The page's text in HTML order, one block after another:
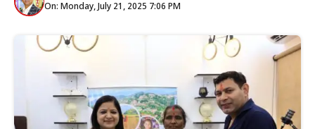
On: Monday, July 21, 2025 7:06 PM